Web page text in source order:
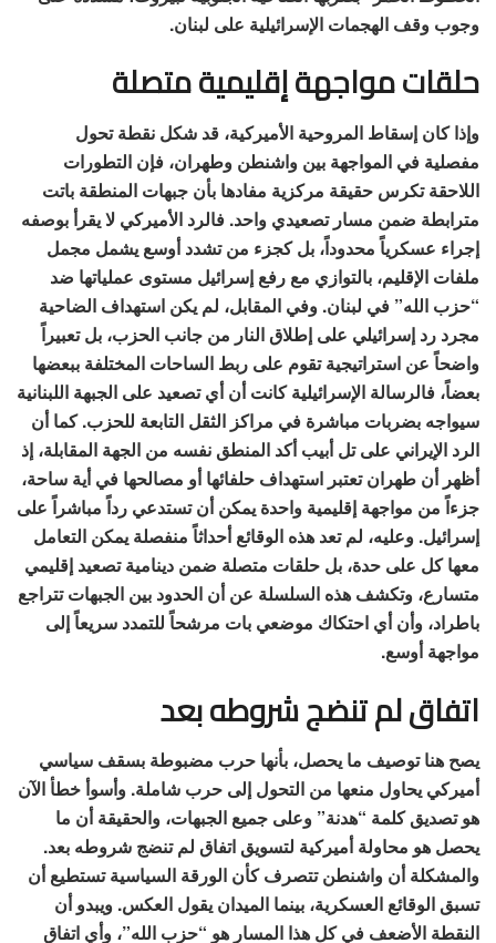
وجوب وقف الهجمات الإسرائيلية على لبنان.
حلقات مواجهة إقليمية متصلة
وإذا كان إسقاط المروحية الأميركية، قد شكل نقطة تحول
مفصلية في المواجهة بين واشنطن وطهران، فإن التطورات
اللاحقة تكرس حقيقة مركزية مفادها بأن جبهات المنطقة باتت
مترابطة ضمن مسار تصعيدي واحد. فالرد الأميركي لا يقرأ بوصفه
إجراء عسكرياً محدوداً، بل كجزء من تشدد أوسع يشمل مجمل
ملفات الإقليم، بالتوازي مع رفع إسرائيل مستوى عملياتها ضد
“حزب الله” في لبنان. وفي المقابل، لم يكن استهداف الضاحية
مجرد رد إسرائيلي على إطلاق النار من جانب الحزب، بل تعبيراً
واضحاً عن استراتيجية تقوم على ربط الساحات المختلفة ببعضها
بعضاً، فالرسالة الإسرائيلية كانت أن أي تصعيد على الجبهة اللبنانية
سيواجه بضربات مباشرة في مراكز الثقل التابعة للحزب. كما أن
الرد الإيراني على تل أبيب أكد المنطق نفسه من الجهة المقابلة، إذ
أظهر أن طهران تعتبر استهداف حلفائها أو مصالحها في أية ساحة،
جزءاً من مواجهة إقليمية واحدة يمكن أن تستدعي رداً مباشراً على
إسرائيل. وعليه، لم تعد هذه الوقائع أحداثاً منفصلة يمكن التعامل
معها كل على حدة، بل حلقات متصلة ضمن دينامية تصعيد إقليمي
متسارع، وتكشف هذه السلسلة عن أن الحدود بين الجبهات تتراجع
باطراد، وأن أي احتكاك موضعي بات مرشحاً للتمدد سريعاً إلى
مواجهة أوسع.
اتفاق لم تنضج شروطه بعد
يصح هنا توصيف ما يحصل، بأنها حرب مضبوطة بسقف سياسي
أميركي يحاول منعها من التحول إلى حرب شاملة. وأسوأ خطأ الآن
هو تصديق كلمة “هدنة” وعلى جميع الجبهات، والحقيقة أن ما
يحصل هو محاولة أميركية لتسويق اتفاق لم تنضج شروطه بعد.
والمشكلة أن واشنطن تتصرف كأن الورقة السياسية تستطيع أن
تسبق الوقائع العسكرية، بينما الميدان يقول العكس. ويبدو أن
النقطة الأضعف في كل هذا المسار هو “حزب الله”، وأي اتفاق